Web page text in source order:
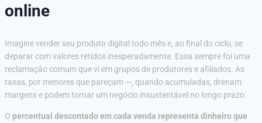
online
Imagine vender seu produto digital todo mês e, ao final do ciclo, se
deparar com valores retidos inesperadamente. Essa sempre foi uma
reclamação comum que vi em grupos de produtores e afiliados. As
taxas, por menores que pareçam —, quando acumuladas, drenam
margens e podem tornar um negócio insustentável no longo prazo.
O percentual descontado em cada venda representa dinheiro que